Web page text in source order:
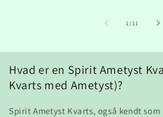
1/af
11
Hvad er en Spirit Ametyst
Kvarts med Ametyst)?
Spirit Ametyst Kvarts, også kendt som